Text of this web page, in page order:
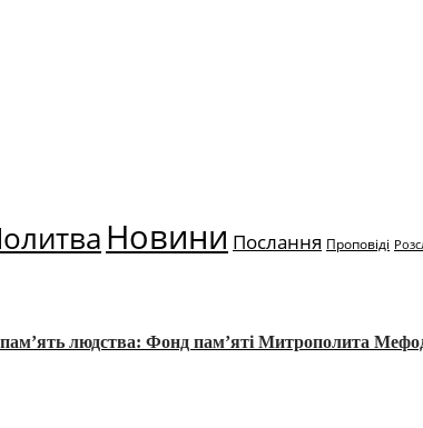
Новини Послання Проповіді
пам’ять людства: Фонд пам’яті Митрополита